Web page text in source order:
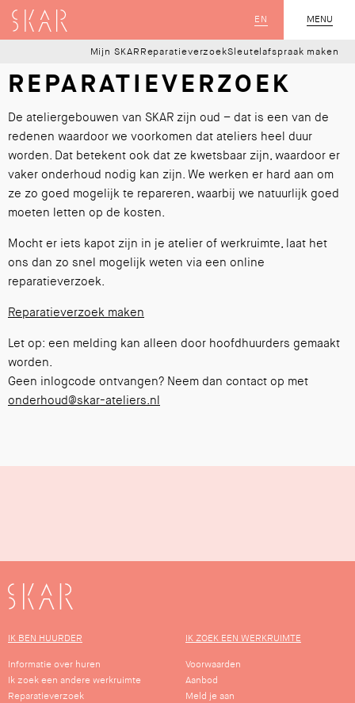
MENU
SLUIT
EN
SKAR
Mijn SKAR ReparatieverzoekSleutelafspraak maken
REPARATIEVERZOEK
De ateliergebouwen van SKAR zijn oud – dat is een van de
redenen waardoor we voorkomen dat ateliers heel duur
worden. Dat betekent ook dat ze kwetsbaar zijn, waardoor er
vaker onderhoud nodig kan zijn. We werken er hard aan om
ze zo goed mogelijk te repareren, waarbij we natuurlijk goed
moeten letten op de kosten.
Mocht er iets kapot zijn in je atelier of werkruimte, laat het
ons dan zo snel mogelijk weten via een online
reparatieverzoek.
Reparatieverzoek maken
Let op: een melding kan alleen door hoofdhuurders gemaakt
worden.
Geen inlogcode ontvangen? Neem dan contact op met
onderhoud@skar-ateliers.nl
SKAR
IK BEN HUURDER
Informatie over huren
Ik zoek een andere werkruimte
Reparatieverzoek
IK ZOEK EEN WERKRUIMTE
Voorwaarden
Aanbod
Meld je aan